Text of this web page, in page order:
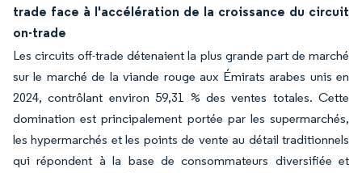
trade face à l'accélération de la croissance du circuit
on-trade
Les circuits off-trade détenaient la plus grande part de marché
sur le marché de la viande rouge aux Émirats arabes unis en
2024, contrôlant environ 59,31 % des ventes totales. Cette
domination est principalement portée par les supermarchés,
les hypermarchés et les points de vente au détail traditionnels
qui répondent à la base de consommateurs diversifiée et